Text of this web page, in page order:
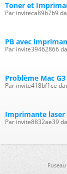
Toner et
Par inviteca89b7b9
PB avec
Par invite39462866
Problème Mac
Par invite418bf1ce
Imprimante laser
Par invite8832ae39